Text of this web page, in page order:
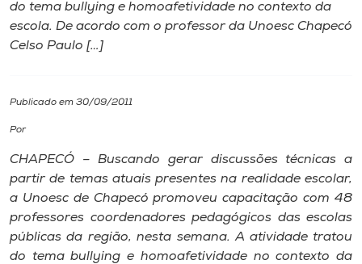
I.nova
Cultura
CPA
Biblioteca
do tema bullying e homoafetividade no contexto da
escola. De acordo com o professor da Unoesc Chapecó
Celso Paulo […]
Publicado em 30/09/2011
Por
CHAPECÓ – Buscando gerar discussões técnicas a
partir de temas atuais presentes na realidade escolar,
a Unoesc de Chapecó promoveu capacitação com 48
professores coordenadores pedagógicos das escolas
públicas da região, nesta semana. A atividade tratou
do tema bullying e homoafetividade no contexto da